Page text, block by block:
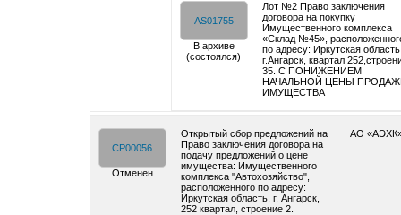
AS01755
В архиве
(состоялся)
Лот №2 Право заключения
договора на покупку
Имущественного комплекса
«Склад №45»,
по адресу: Иркутская
г.Ангарск, квартал
35. С ПОНИЖЕНИЕМ
НАЧАЛЬНОЙ ЦЕНЫ
ИМУЩЕСТВА
CP00056
Отменен
Открытый сбор предложений на
Право заключения договора на
подачу предложений о цене
имущества: Имущественного
комплекса "Автохозяйство",
расположенного по адресу:
Иркутская область, г. Ангарск,
252 квартал, строение 2.
АО